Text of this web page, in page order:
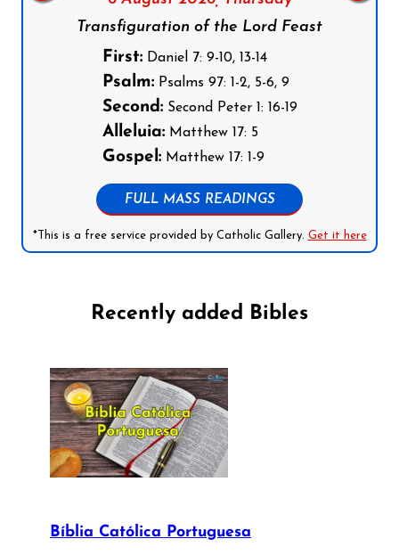
Transfiguration of the Lord Feast
First:Daniel 7: 9-10, 13-14
Psalm:Psalms 97: 1-2, 5-6, 9
Second:Second Peter 1: 16-19
Alleluia:Matthew 17: 5
Gospel:Matthew 17: 1-9
FULL MASS READINGS
*This is a free service provided by Catholic Gallery. Get it here
Recently added Bibles
Bíblia Católica Portuguesa